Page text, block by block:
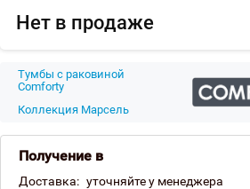
Нет в продаже
Тумбы с раковиной
Comforty
Коллекция Марсель
Получение в
Доставка: уточняйте у менеджера